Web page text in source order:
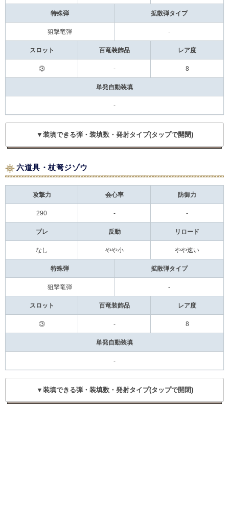
特殊弾 拡散弾タイプ
狙撃竜弾 -
スロット 百竜装飾品 レア度
③ - 8
単発自動装填
-
▼装填できる弾・装填数・発射タイプ(タップで開閉)
六道具・杖弩ジゾウ
攻撃力 会心率 防御力
290 - -
ブレ 反動 リロード
なし やや小 やや速い
特殊弾 拡散弾タイプ
狙撃竜弾 -
スロット 百竜装飾品 レア度
③ - 8
単発自動装填
-
▼装填できる弾・装填数・発射タイプ(タップで開閉)